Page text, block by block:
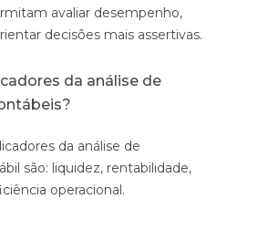
avaliar desempenho,
decisões mais assertivas.
da análise de
da análise de
são: liquidez, rentabilidade,
operacional.